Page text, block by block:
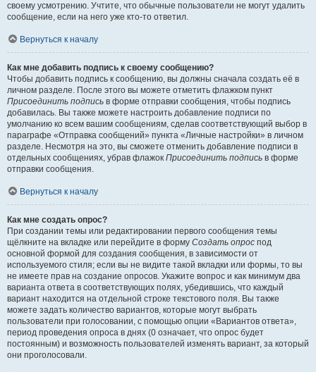
своему усмотрению. Учтите, что обычные пользователи не могут удалить
сообщение, если на него уже кто-то ответил.
Вернуться к началу
Как мне добавить подпись к своему сообщению?
Чтобы добавить подпись к сообщению, вы должны сначала создать её в
личном разделе. После этого вы можете отметить флажком пункт
Присоединить подпись в форме отправки сообщения, чтобы подпись
добавилась. Вы также можете настроить добавление подписи по
умолчанию ко всем вашим сообщениям, сделав соответствующий выбор в
параграфе «Отправка сообщений» пункта «Личные настройки» в личном
разделе. Несмотря на это, вы сможете отменить добавление подписи в
отдельных сообщениях, убрав флажок Присоединить подпись в форме
отправки сообщения.
Вернуться к началу
Как мне создать опрос?
При создании темы или редактировании первого сообщения темы
щёлкните на вкладке или перейдите в форму Создать опрос под
основной формой для создания сообщения, в зависимости от
используемого стиля; если вы не видите такой вкладки или формы, то вы
не имеете прав на создание опросов. Укажите вопрос и как минимум два
варианта ответа в соответствующих полях, убедившись, что каждый
вариант находится на отдельной строке текстового поля. Вы также
можете задать количество вариантов, которые могут выбрать
пользователи при голосовании, с помощью опции «Вариантов ответа»,
период проведения опроса в днях (0 означает, что опрос будет
постоянным) и возможность пользователей изменять вариант, за который
они проголосовали.